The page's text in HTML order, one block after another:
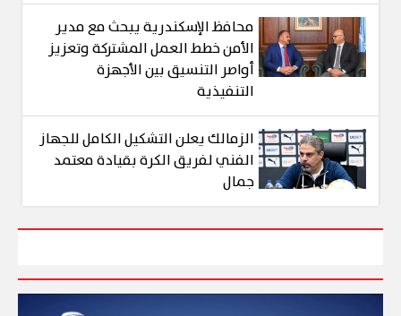
محافظ الإسكندرية يبحث مع مدير
الأمن خطط العمل المشتركة وتعزيز
أواصر التنسيق بين الأجهزة
التنفيذية
الزمالك يعلن التشكيل الكامل للجهاز
الفني لفريق الكرة بقيادة معتمد
جمال